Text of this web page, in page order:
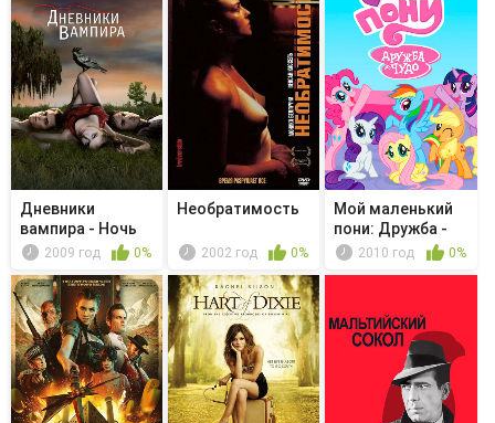
Дневники
вампира - Ночь
кометы
2009 год 0%
Необратимость
2002 год 0%
Мой маленький
пони: Дружба -
это чудо...
2010 год 0%